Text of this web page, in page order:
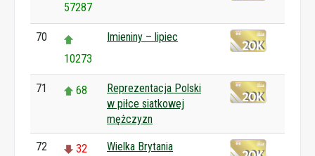
57287
70
10273
Imieniny – lipiec
71 68
Reprezentacja Polski
w piłce siatkowej
mężczyzn
72 32 Wielka Brytania